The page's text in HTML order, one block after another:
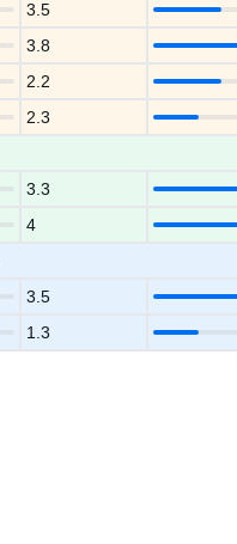
3.5
3.8
2.2
2.3
3.3
4
3.5
1.3